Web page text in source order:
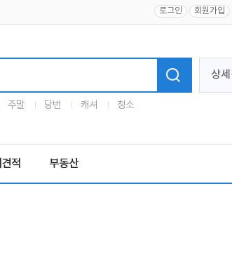
로그인 회원가입
상
주말 당번 캐셔 청소
적 부동산